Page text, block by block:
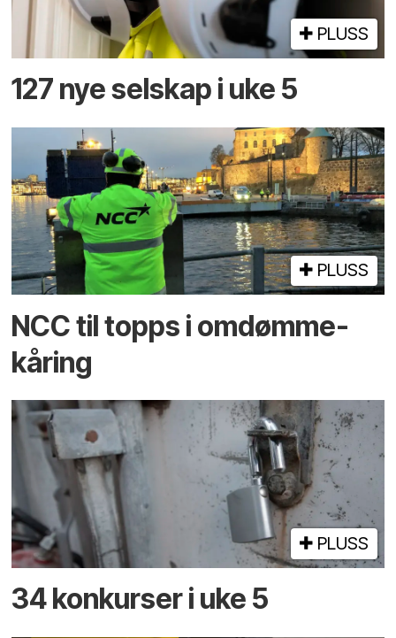
PLUSS
127 nye selskap i uke 5
PLUSS
NCC til topps i omdømme­
kåring
PLUSS
34 konkurser i uke 5